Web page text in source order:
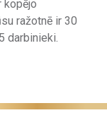
kopējo
ražotnē ir 30
darbinieki.